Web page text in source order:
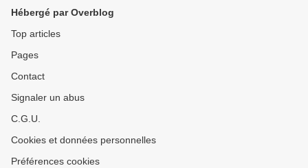
Hébergé par Overblog
Top articles
Pages
Contact
Signaler un abus
C.G.U.
Cookies et données personnelles
Préférences cookies